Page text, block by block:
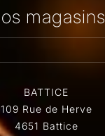
magasins
BATTICE
109 Rue de Herve
4651 Battice